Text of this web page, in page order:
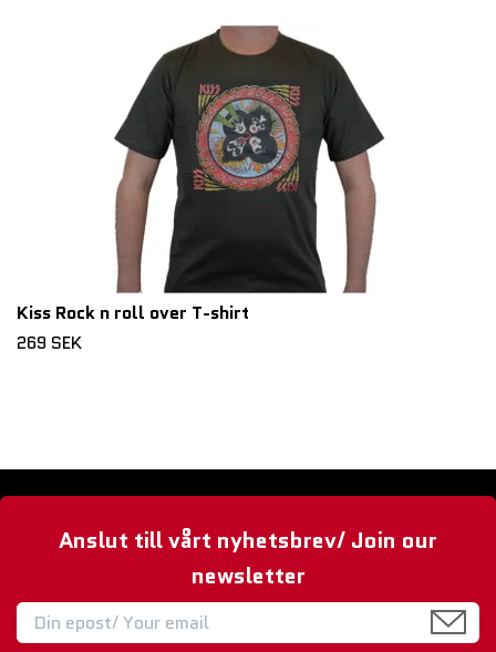
Kiss Rock n roll over T-shirt
269 SEK
Anslut till vårt nyhetsbrev/ Join our
newsletter